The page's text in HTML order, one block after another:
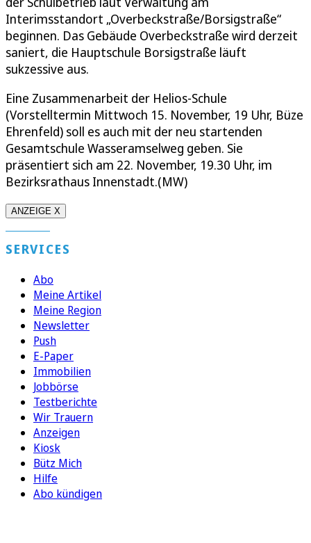
Interimsstandort „Overbeckstraße/Borsigstraße“
beginnen. Das Gebäude Overbeckstraße wird derzeit
saniert, die Hauptschule Borsigstraße läuft
sukzessive aus.
Eine Zusammenarbeit der Helios-Schule
(Vorstelltermin Mittwoch 15. November, 19 Uhr, Büze
Ehrenfeld) soll es auch mit der neu startenden
Gesamtschule Wasseramselweg geben. Sie
präsentiert sich am 22. November, 19.30 Uhr, im
Bezirksrathaus Innenstadt.(MW)
ANZEIGE X
SERVICES
Abo
Meine Artikel
Meine Region
Newsletter
Push
E-Paper
Immobilien
Jobbörse
Testberichte
Wir Trauern
Anzeigen
Kiosk
Bütz Mich
Hilfe
Abo kündigen